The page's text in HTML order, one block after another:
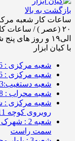
بازگشت به بالا
الی۱۹ و روز های پنج شنبه از ساعت 8:30 الی 13:30
با کیان ابزار
شعبه مرکزی : 07132322826
شعبه مرکزی : 09332322826
شعبه دستغیب:07137444013
شعبه محراب : 09014442368
شعبه مرکزی :
روبروی کوچه 11 جنب کیان چوب
سمت راست